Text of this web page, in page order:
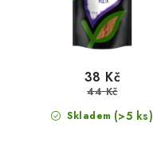
Skladem (>5 ks)
38 Kč
44 Kč